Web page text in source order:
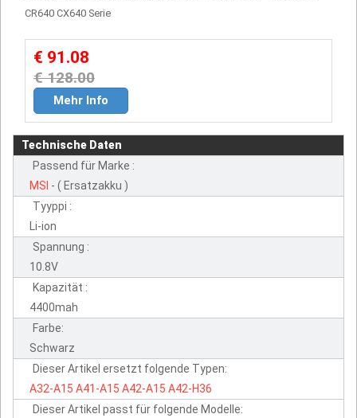
CR640 CX640 Serie
€ 91.08
€ 128.00
Mehr Info
Technische Daten
Passend für Marke :
MSI - ( Ersatzakku )
Tyyppi :
Li-ion
Spannung :
10.8V
Kapazität :
4400mah
Farbe:
Schwarz
Dieser Artikel ersetzt folgende Typen:
A32-A15 A41-A15 A42-A15 A42-H36
Dieser Artikel passt für folgende Modelle: